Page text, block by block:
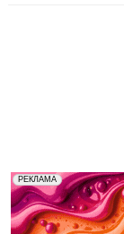
РЕКЛАМА
Реклама.
Печати" erid: